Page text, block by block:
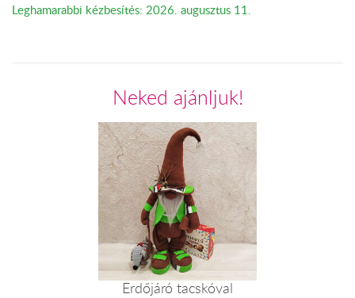
Leghamarabbi kézbesítés: 2026. augusztus 11.
Neked ajánljuk!
Erdőjáró tacskóval